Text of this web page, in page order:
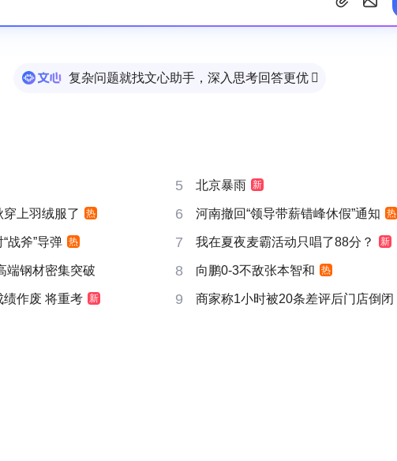
复杂问题就找文心助手，深入思考回答更优 
5 北京暴雨 新
上羽绒服了 热 6 河南撤回“领导带薪错峰休假”通知 热
战斧”导弹 热 7 我在夏夜麦霸活动只唱了88分？ 新
端钢材密集突破 8 向鹏0-3不敌张本智和 热
作废 将重考 新 9 商家称1小时被20条差评后门店倒闭